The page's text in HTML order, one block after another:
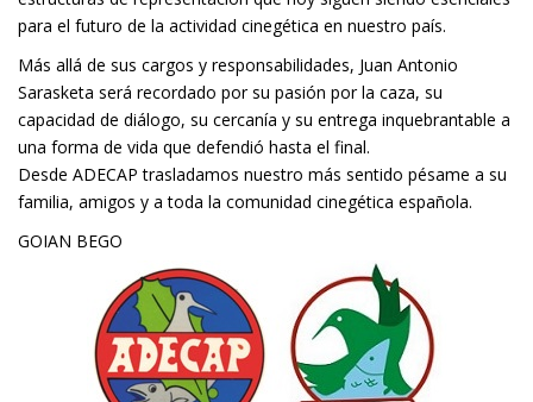
para el futuro de la actividad cinegética en nuestro país.
Más allá de sus cargos y responsabilidades, Juan Antonio
Sarasketa será recordado por su pasión por la caza, su
capacidad de diálogo, su cercanía y su entrega inquebrantable a
una forma de vida que defendió hasta el final.
Desde ADECAP trasladamos nuestro más sentido pésame a su
familia, amigos y a toda la comunidad cinegética española.
GOIAN BEGO